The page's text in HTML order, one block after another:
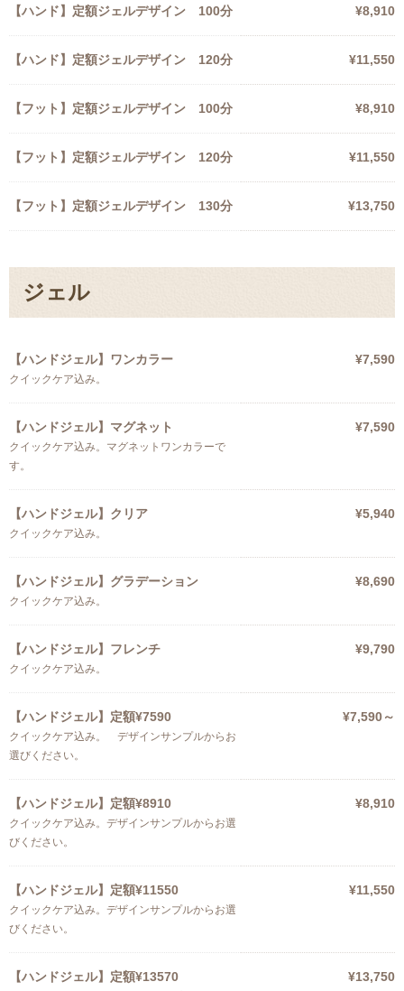
【ハンド】定額ジェルデザイン 100分 ¥8,910
【ハンド】定額ジェルデザイン 120分 ¥11,550
【フット】定額ジェルデザイン 100分 ¥8,910
【フット】定額ジェルデザイン 120分 ¥11,550
【フット】定額ジェルデザイン 130分 ¥13,750
ジェル
【ハンドジェル】ワンカラー
クイックケア込み。
¥7,590
【ハンドジェル】マグネット
クイックケア込み。マグネットワンカラーで
す。
¥7,590
【ハンドジェル】クリア
クイックケア込み。
¥5,940
【ハンドジェル】グラデーション
クイックケア込み。
¥8,690
【ハンドジェル】フレンチ
クイックケア込み。
¥9,790
【ハンドジェル】定額¥7590
クイックケア込み。 デザインサンプルからお
選びください。
¥7,590～
【ハンドジェル】定額¥8910
クイックケア込み。デザインサンプルからお選
びください。
¥8,910
【ハンドジェル】定額¥11550
クイックケア込み。デザインサンプルからお選
びください。
¥11,550
【ハンドジェル】定額¥13570 ¥13,750